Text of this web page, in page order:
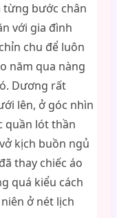
từng bước chân
với gia đình
chu để luôn
năm qua nàng
Dương rất
lên, ở góc nhìn
quần lót thần
kịch buồn ngủ
thay chiếc áo
quá kiểu cách
ở nét lịch